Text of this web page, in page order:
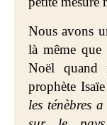
Nous avons
là même que
Noël quand
prophète
les ténèbres